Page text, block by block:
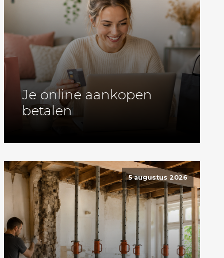
Je online aankopen
betalen
5 augustus 2026